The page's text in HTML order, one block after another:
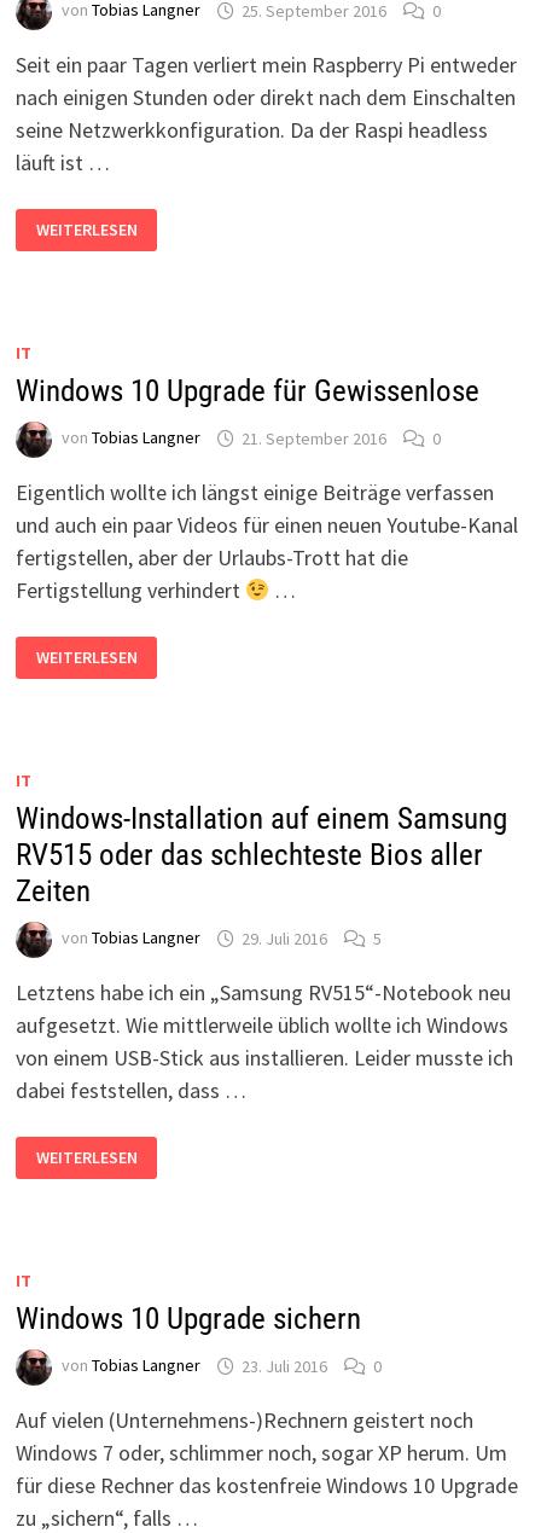
von Tobias Langner 25. September 2016 0
Seit ein paar Tagen verliert mein Raspberry Pi entweder
nach einigen Stunden oder direkt nach dem Einschalten
seine Netzwerkkonfiguration. Da der Raspi headless
läuft ist …
PI
VERLIERT
WEITERLESEN
IT
Windows 10 Upgrade für Gewissenlose
von Tobias Langner 21. September 2016 0
Eigentlich wollte ich längst einige Beiträge verfassen
und auch ein paar Videos für einen neuen Youtube-Kanal
fertigstellen, aber der Urlaubs-Trott hat die
Fertigstellung verhindert
…
10
UPGRADE
WEITERLESEN
IT
Windows-Installation auf einem Samsung
RV515 oder das schlechteste Bios aller
Zeiten
von Tobias Langner 29. Juli 2016 5
Letztens habe ich ein „Samsung RV515“-Notebook neu
aufgesetzt. Wie mittlerweile üblich wollte ich Windows
von einem USB-Stick aus installieren. Leider musste ich
dabei feststellen, dass …
INSTALLATION
AUF
ALLER
ZEITEN
WEITERLESEN
IT
Windows 10 Upgrade sichern
von Tobias Langner 23. Juli 2016 0
Auf vielen (Unternehmens-)Rechnern geistert noch
Windows 7 oder, schlimmer noch, sogar XP herum. Um
für diese Rechner das kostenfreie Windows 10 Upgrade
zu „sichern“, falls …